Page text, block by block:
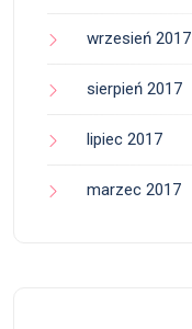
wrzesień 2017
sierpień 2017
lipiec 2017
marzec 2017